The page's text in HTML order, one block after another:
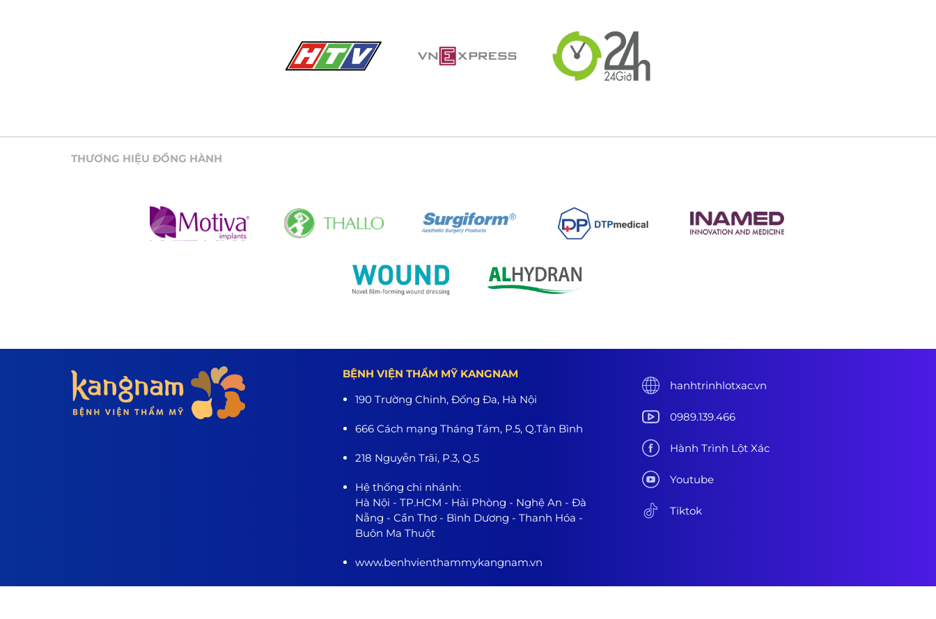
THƯƠNG HIỆU ĐỒNG HÀNH
BỆNH VIỆN THẨM MỸ KANGNAM
190 Trường Chinh, Đống Đa, Hà Nội
666 Cách mạng Tháng Tám, P.5, Q.Tân Bình
218 Nguyễn Trãi, P.3, Q.5
Hệ thống chi nhánh:
Hà Nội - TP.HCM - Hải Phòng - Nghệ An - Đà
Nẵng - Cần Thơ - Bình Dương - Thanh Hóa -
Buôn Ma Thuột
www.benhvienthammykangnam.vn
hanhtrinhlotxac.vn
0989.139.466
Hành Trình Lột Xác
Youtube
Tiktok